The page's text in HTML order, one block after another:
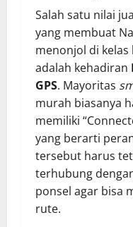
Salah satu nilai
yang membuat
menonjol di kelas
adalah kehadiran
GPS. Mayoritas
murah biasanya
memiliki
yang berarti
tersebut harus
terhubung
ponsel agar bisa
rute.